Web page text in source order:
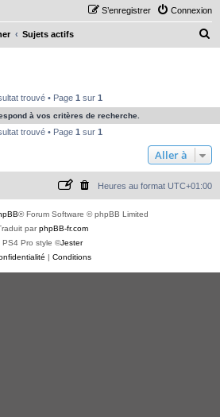
Connexion
S’enregistrer
Sujets actifs
e
c
e
trouvé • Page 1 sur 1
à vos critères de recherche.
trouvé • Page 1 sur 1
Aller à
Heures au format UTC+01:00
® Forum Software © phpBB Limited
parphpBB-fr.com
PS4 Pro style ©Jester
| Conditions